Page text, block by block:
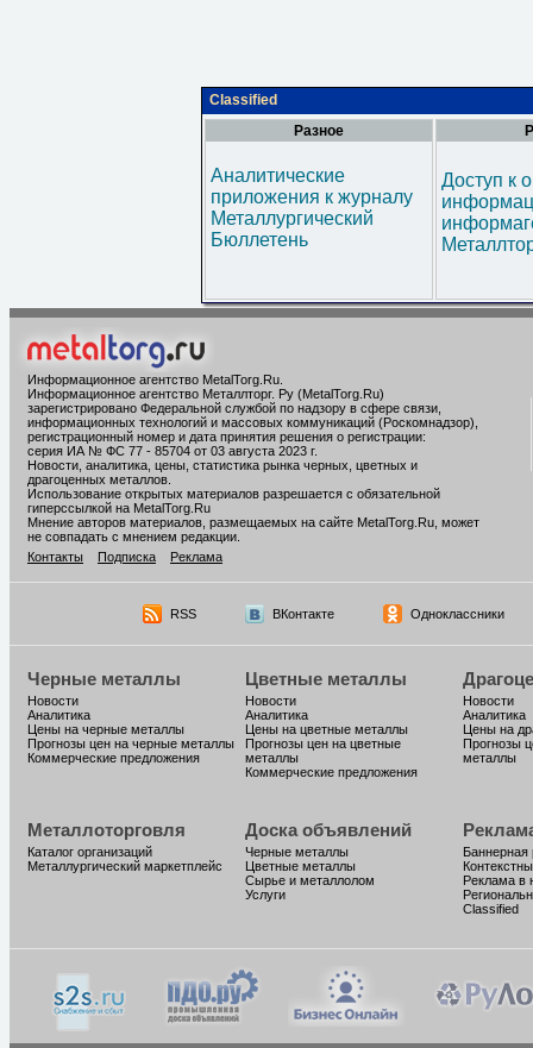
Classified
Разное
Аналитические
приложения к журналу
Металлургический
Бюллетень
Доступ к
Информационное агентство MetalTorg.Ru
Информационное агентство Металлторг. Ру (MetalTorg.Ru)
зарегистрировано Федеральной службой по надзору в сфере связи,
информационных технологий и массовых коммуникаций (Роскомнадзор),
регистрационный номер и дата принятия решения о регистрации:
серия ИА № ФС 77 - 85704 от 03 августа 2023 г.
Новости, аналитика, цены, статистика рынка черных, цветных и
драгоценных металлов.
Использование открытых материалов разрешается с обязательной
гиперссылкой на MetalTorg.Ru
Мнение авторов материалов, размещаемых на сайте MetalTorg.Ru, может
не совпадать с мнением редакции.
Контакты
Подписка Реклама
RSS ВКонтакте Одноклассники
Черные металлы
Новости
Аналитика
Цены на черные металлы
Прогнозы цен на черные металлы
Коммерческие предложения
Цветные металлы
Новости
Аналитика
Цены на цветные металлы
Прогнозы цен на цветные
металлы
Коммерческие предложения
Новости
Аналитика
Цены на
Прогнозы
металлы
Металлоторговля
Каталог организаций
Металлургический маркетплейс
Доска объявлений
Черные металлы
Цветные металлы
Сырье и металлолом
Услуги
Баннерная
Реклама в
Classified